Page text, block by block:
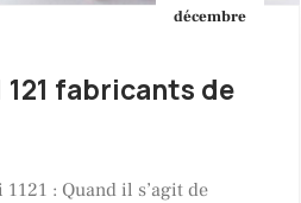
décembre
121 fabricants de
: Quand il s’agit de